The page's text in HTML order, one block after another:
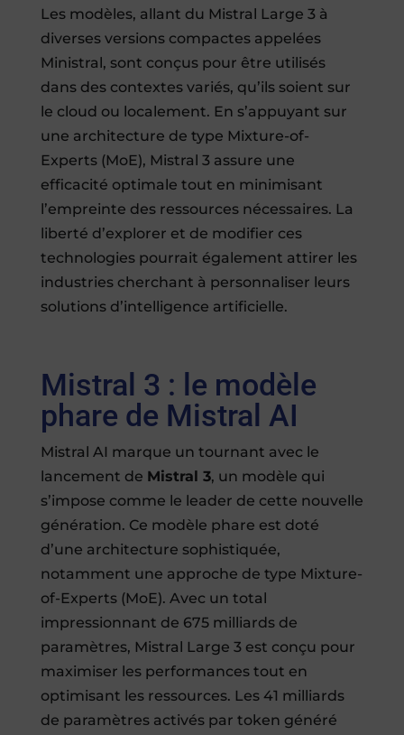
Les modèles, allant du Mistral Large 3 à
diverses versions compactes appelées
Ministral, sont conçus pour être utilisés
dans des contextes variés, qu’ils soient sur
le cloud ou localement. En s’appuyant sur
une architecture de type Mixture-of-
Experts (MoE), Mistral 3 assure une
efficacité optimale tout en minimisant
l’empreinte des ressources nécessaires. La
liberté d’explorer et de modifier ces
technologies pourrait également attirer les
industries cherchant à personnaliser leurs
solutions d’intelligence artificielle.
Mistral 3 : le modèle
phare de Mistral AI
Mistral AI marque un tournant avec le
lancement de Mistral 3, un modèle qui
s’impose comme le leader de cette nouvelle
génération. Ce modèle phare est doté
d’une architecture sophistiquée,
notamment une approche de type Mixture-
of-Experts (MoE). Avec un total
impressionnant de 675 milliards de
paramètres, Mistral Large 3 est conçu pour
maximiser les performances tout en
optimisant les ressources. Les 41 milliards
de paramètres activés par token généré